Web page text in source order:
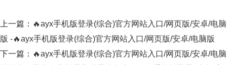
上一篇： 🔥ayx手机版登录(综合)官方网站入口/网页版/安卓/电脑
版 -🔥ayx手机版登录(综合)官方网站入口/网页版/安卓/电脑版
下一篇： 🔥ayx手机版登录(综合)官方网站入口/网页版/安卓/电脑